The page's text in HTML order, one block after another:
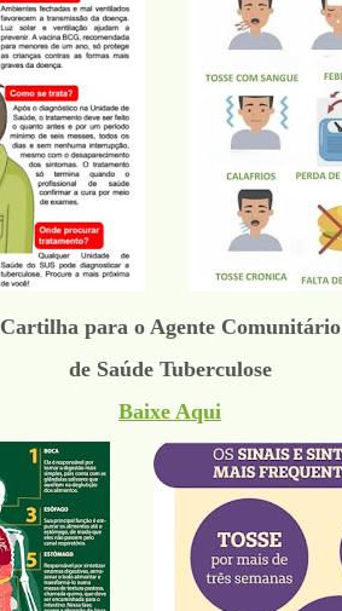
Cartilha para o Agente Comunitário
de Saúde Tuberculose
Baixe Aqui